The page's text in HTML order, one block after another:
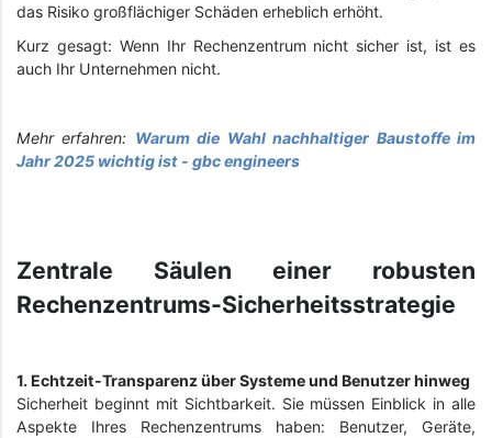
das Risiko großflächiger Schäden erheblich erhöht.
Kurz gesagt: Wenn Ihr Rechenzentrum nicht sicher ist, ist es
auch Ihr Unternehmen nicht.
Mehr erfahren: Warum die Wahl nachhaltiger Baustoffe im
Jahr 2025 wichtig ist - gbc engineers
Zentrale Säulen einer robusten
Rechenzentrums-Sicherheitsstrategie
1. Echtzeit-Transparenz über Systeme und Benutzer hinweg
Sicherheit beginnt mit Sichtbarkeit. Sie müssen Einblick in alle
Aspekte Ihres Rechenzentrums haben: Benutzer, Geräte,